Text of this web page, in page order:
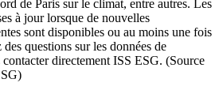
de Paris sur le climat, entre autres. Les
à jour lorsque de nouvelles
sont disponibles ou au moins une fois
questions sur les données de
directement ISS ESG. (Source